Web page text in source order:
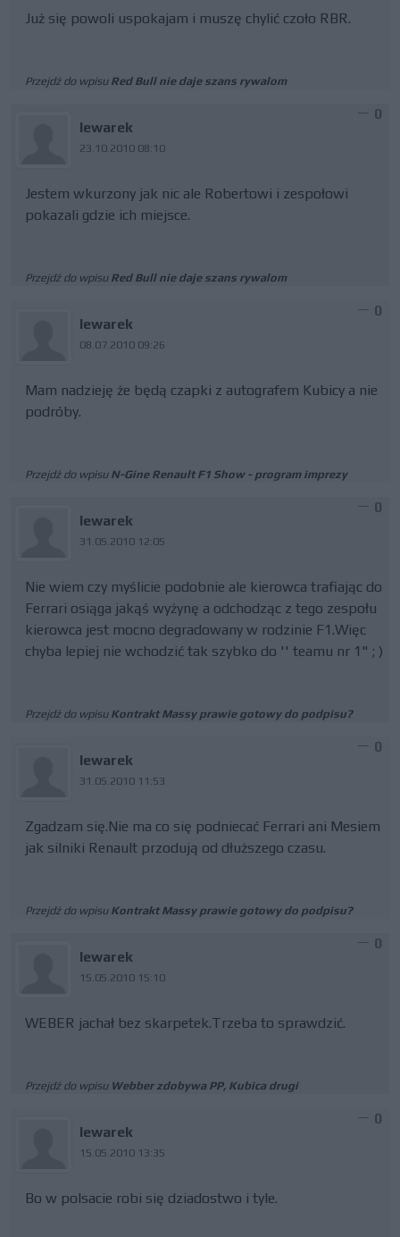
Już się powoli uspokajam i muszę chylić czoło RBR.
Przejdź do wpisu Red Bull nie daje szans rywalom
lewarek
23.10.2010 08:10
0
Jestem wkurzony jak nic ale Robertowi i zespołowi
pokazali gdzie ich miejsce.
Przejdź do wpisu Red Bull nie daje szans rywalom
lewarek
08.07.2010 09:26
0
Mam nadzieję że będą czapki z autografem Kubicy a nie
podróby.
Przejdź do wpisu N-Gine Renault F1 Show - program imprezy
lewarek
31.05.2010 12:05
0
Nie wiem czy myślicie podobnie ale kierowca trafiając do
Ferrari osiąga jakąś wyżynę a odchodząc z tego zespołu
kierowca jest mocno degradowany w rodzinie F1.Więc
chyba lepiej nie wchodzić tak szybko do '' teamu nr 1" ; )
Przejdź do wpisu Kontrakt Massy prawie gotowy do podpisu?
lewarek
31.05.2010 11:53
0
Zgadzam się.Nie ma co się podniecać Ferrari ani Mesiem
jak silniki Renault przodują od dłuższego czasu.
Przejdź do wpisu Kontrakt Massy prawie gotowy do podpisu?
lewarek
15.05.2010 15:10
0
WEBER jachał bez skarpetek.Trzeba to sprawdzić.
Przejdź do wpisu Webber zdobywa PP, Kubica drugi
lewarek
15.05.2010 13:35
0
Bo w polsacie robi się dziadostwo i tyle.